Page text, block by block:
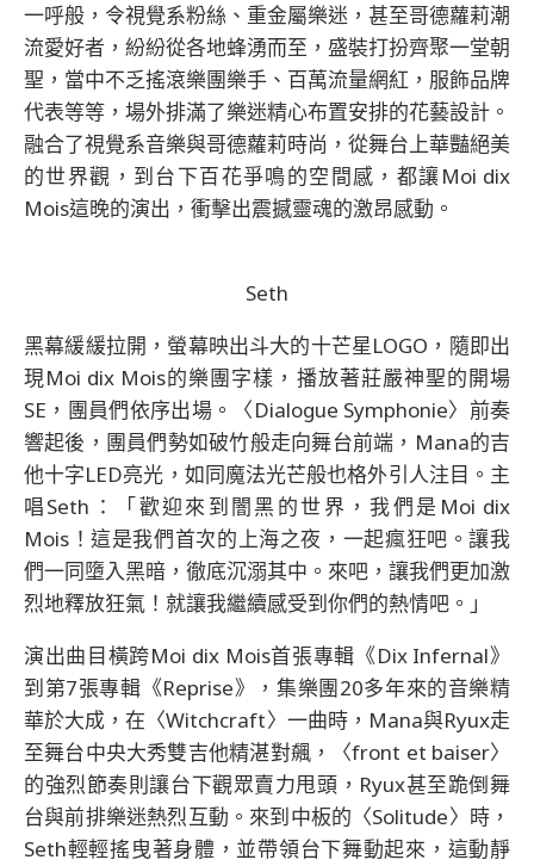
一呼般，令視覺系粉絲、重金屬樂迷，甚至哥德蘿莉潮
流愛好者，紛紛從各地蜂湧而至，盛裝打扮齊聚一堂朝
聖，當中不乏搖滾樂團樂手、百萬流量網紅，服飾品牌
代表等等，場外排滿了樂迷精心布置安排的花藝設計。
融合了視覺系音樂與哥德蘿莉時尚，從舞台上華豔絕美
的世界觀，到台下百花爭鳴的空間感，都讓Moi dix
Mois這晚的演出，衝擊出震撼靈魂的激昂感動。
Seth
黑幕緩緩拉開，螢幕映出斗大的十芒星LOGO，隨即出
現Moi dix Mois的樂團字樣，播放著莊嚴神聖的開場
SE，團員們依序出場。〈Dialogue Symphonie〉前奏
響起後，團員們勢如破竹般走向舞台前端，Mana的吉
他十字LED亮光，如同魔法光芒般也格外引人注目。主
唱Seth：「歡迎來到闇黑的世界，我們是Moi dix
Mois！這是我們首次的上海之夜，一起瘋狂吧。讓我
們一同墮入黑暗，徹底沉溺其中。來吧，讓我們更加激
烈地釋放狂氣！就讓我繼續感受到你們的熱情吧。」
演出曲目橫跨Moi dix Mois首張專輯《Dix Infernal》
到第7張專輯《Reprise》，集樂團20多年來的音樂精
華於大成，在〈Witchcraft〉一曲時，Mana與Ryux走
至舞台中央大秀雙吉他精湛對飆，〈front et baiser〉
的強烈節奏則讓台下觀眾賣力甩頭，Ryux甚至跪倒舞
台與前排樂迷熱烈互動。來到中板的〈Solitude〉時，
Seth輕輕搖曳著身體，並帶領台下舞動起來，這動靜